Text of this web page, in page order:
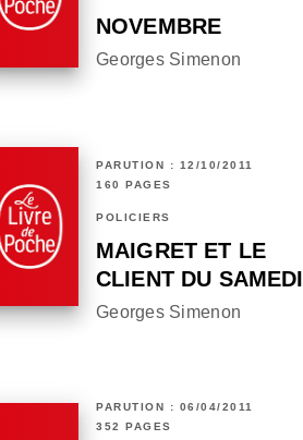
NOVEMBRE
Georges Simenon
PARUTION : 12/10/2011
160 PAGES
POLICIERS
MAIGRET ET LE
CLIENT DU SAMEDI
Georges Simenon
PARUTION : 06/04/2011
352 PAGES